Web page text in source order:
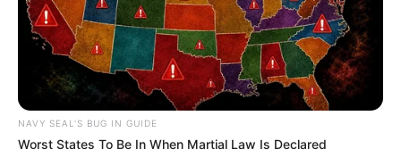
NAVY SEAL'S BUG IN GUIDE
Worst States To Be In When Martial Law Is Declared